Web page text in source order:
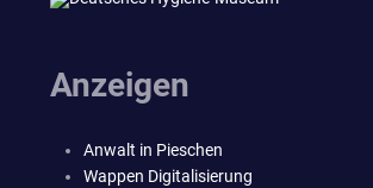
Anzeigen
Anwalt in Pieschen
Wappen Digitalisierung